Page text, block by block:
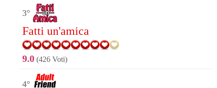
3°
Fatti un'amica
9.0 (426 Voti)
4°